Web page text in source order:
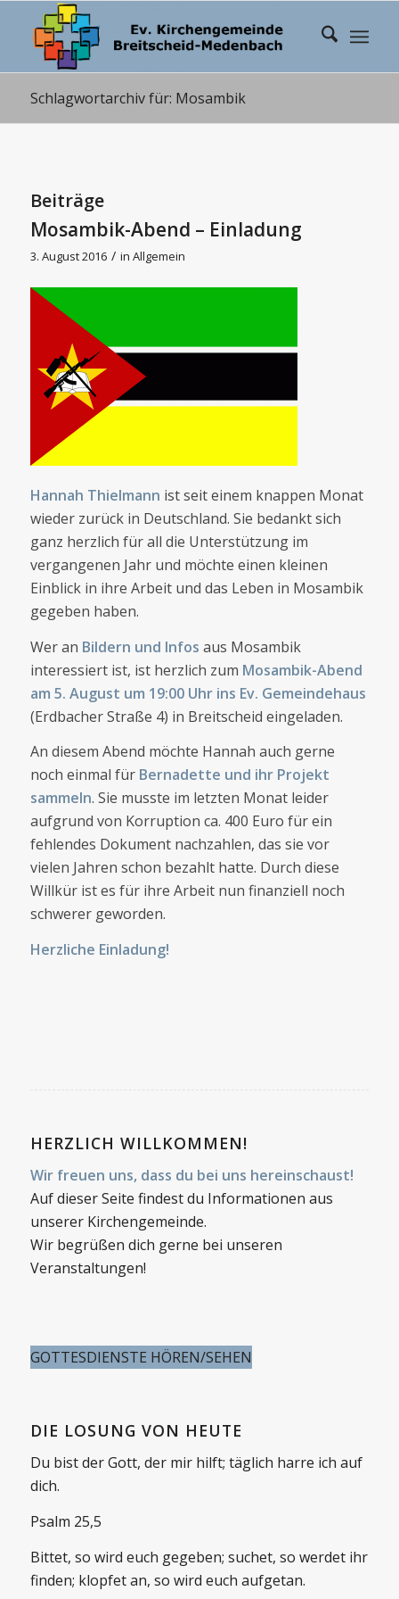
Schlagwortarchiv für: Mosambik
Beiträge
Mosambik-Abend – Einladung
3. August 2016 / in Allgemein
Hannah Thielmann ist seit einem knappen Monat
wieder zurück in Deutschland. Sie bedankt sich
ganz herzlich für all die Unterstützung im
vergangenen Jahr und möchte einen kleinen
Einblick in ihre Arbeit und das Leben in Mosambik
gegeben haben.
Wer an Bildern und Infos aus Mosambik
interessiert ist, ist herzlich zum Mosambik-Abend
am 5. August um 19:00 Uhr ins Ev. Gemeindehaus
(Erdbacher Straße 4) in Breitscheid eingeladen.
An diesem Abend möchte Hannah auch gerne
noch einmal für Bernadette und ihr Projekt
sammeln. Sie musste im letzten Monat leider
aufgrund von Korruption ca. 400 Euro für ein
fehlendes Dokument nachzahlen, das sie vor
vielen Jahren schon bezahlt hatte. Durch diese
Willkür ist es für ihre Arbeit nun finanziell noch
schwerer geworden.
Herzliche Einladung!
HERZLICH WILLKOMMEN!
Wir freuen uns, dass du bei uns hereinschaust!
Auf dieser Seite findest du Informationen aus
unserer Kirchengemeinde.
Wir begrüßen dich gerne bei unseren
Veranstaltungen!
GOTTESDIENSTE HÖREN/SEHEN
DIE LOSUNG VON HEUTE
Du bist der Gott, der mir hilft; täglich harre ich auf
dich.
Psalm 25,5
Bittet, so wird euch gegeben; suchet, so werdet ihr
finden; klopfet an, so wird euch aufgetan.